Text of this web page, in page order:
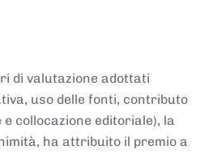
di valutazione adottati
uso delle fonti, contributo
collocazione editoriale), la
ha attribuito il premio a